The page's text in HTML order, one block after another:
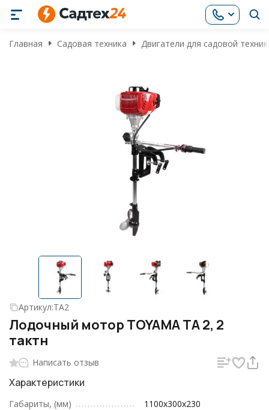
Главная Садовая техника Двигатели для садовой
Артикул:TA2
Лодочный мотор TOYAMA TA 2, 2
тактн
Написать отзыв
Характеристики
Габариты, (мм)
1100х300х230